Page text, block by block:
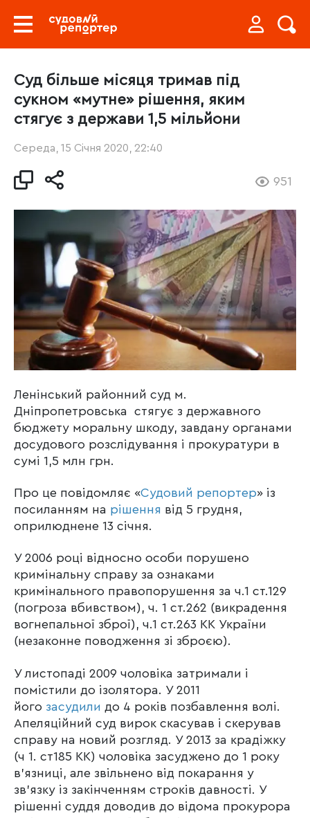
Суд більше місяця тримав під
сукном «мутне» рішення, яким
стягує з держави 1,5 мільйони
Середа, 15 Січня 2020, 22:40
951
Ленінський районний суд м.
Дніпропетровська стягує з державного
бюджету моральну шкоду, завдану органами
досудового розслідування і прокуратури в
сумі 1,5 млн грн.
Про це повідомляє «Судовий репортер» із
посиланням на рішення від 5 грудня,
оприлюднене 13 січня.
У 2006 році відносно особи порушено
кримінальну справу за ознаками
кримінального правопорушення за ч.1 ст.129
(погроза вбивством), ч. 1 ст.262 (викрадення
вогнепальної зброї), ч.1 ст.263 КК України
(незаконне поводження зі зброєю).
У листопаді 2009 чоловіка затримали і
помістили до ізолятора. У 2011
його засудили до 4 років позбавлення волі.
Апеляційний суд вирок скасував і скерував
справу на новий розгляд. У 2013 за крадіжку
(ч 1. ст185 КК) чоловіка засуджено до 1 року
в’язниці, але звільнено від покарання у
зв’язку із закінченням строків давності. У
рішенні суддя доводив до відома прокурора